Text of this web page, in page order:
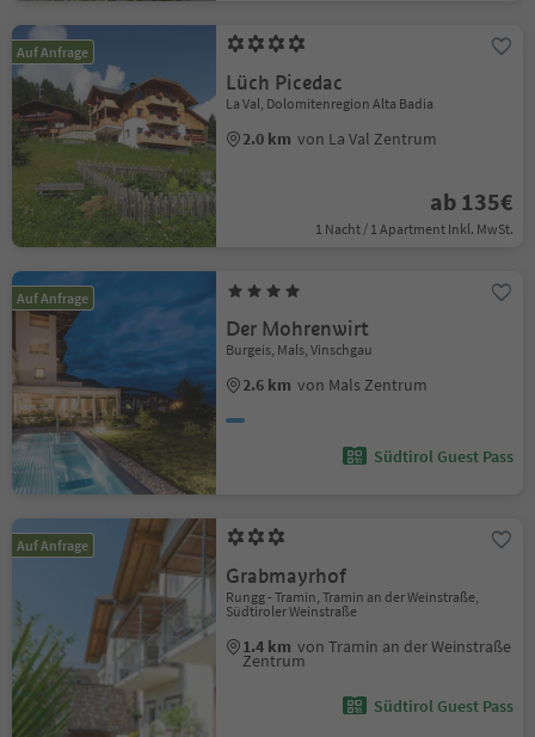
Auf Anfrage
Lüch Picedac
La Val, Dolomitenregion Alta Badia
2.0 km von La Val Zentrum
ab 135€
1 Nacht / 1 Apartment Inkl. MwSt.
Auf Anfrage
Der Mohrenwirt
Burgeis, Mals, Vinschgau
2.6 km von Mals Zentrum
Südtirol Guest Pass
Auf Anfrage
Grabmayrhof
Rungg - Tramin, Tramin an der Weinstraße,
Südtiroler Weinstraße
1.4 km von Tramin an der Weinstraße
Zentrum
Südtirol Guest Pass